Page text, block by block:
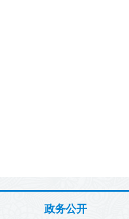
政务公开